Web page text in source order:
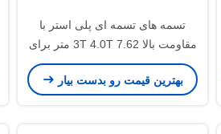
تسمه های تسمه ای پلی استر با
مقاومت بالا 3T 4.0T 7.62 متر برای
بالابری در بندر
بهترین قیمت رو بدست بیار